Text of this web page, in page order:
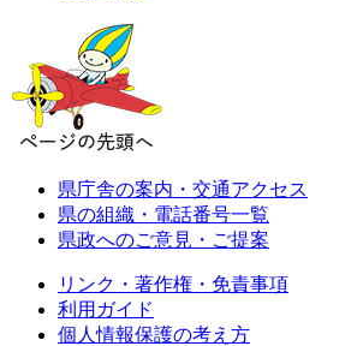
県庁舎の案内・交通アクセス
県の組織・電話番号一覧
県政へのご意見・ご提案
リンク・著作権・免責事項
利用ガイド
個人情報保護の考え方